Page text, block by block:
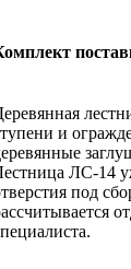
и
ЛС-14
под